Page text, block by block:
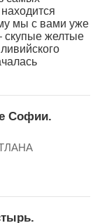
мы с вами уже
скупые желтые
Софии.